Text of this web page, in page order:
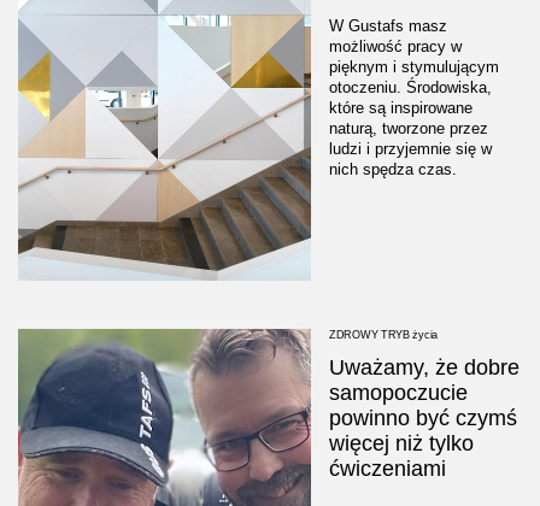
W Gustafs masz
możliwość pracy w
pięknym i stymulującym
otoczeniu. Środowiska,
które są inspirowane
naturą, tworzone przez
ludzi i przyjemnie się w
nich spędza czas.
ZDROWY TRYB życia
Uważamy, że dobre
samopoczucie
powinno być czymś
więcej niż tylko
ćwiczeniami